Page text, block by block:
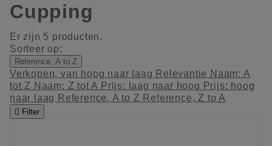
Cupping
Er zijn 5 producten.
Sorteer op:
Reference, A to Z
Verkopen, van hoog naar laag Relevantie Naam: A
tot Z Naam: Z tot A Prijs: laag naar hoog Prijs: hoog
naar laag Reference, A to Z Reference, Z to A
 Filter